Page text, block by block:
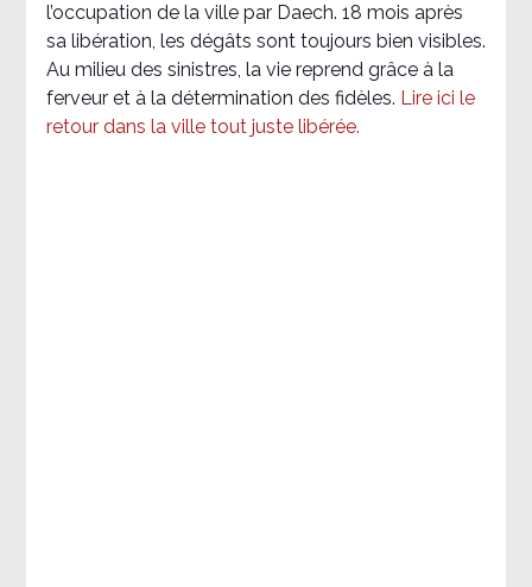
l’occupation de la ville par Daech. 18 mois après
sa libération, les dégâts sont toujours bien visibles.
Au milieu des sinistres, la vie reprend grâce à la
ferveur et à la détermination des fidèles. Lire ici le
retour dans la ville tout juste libérée.